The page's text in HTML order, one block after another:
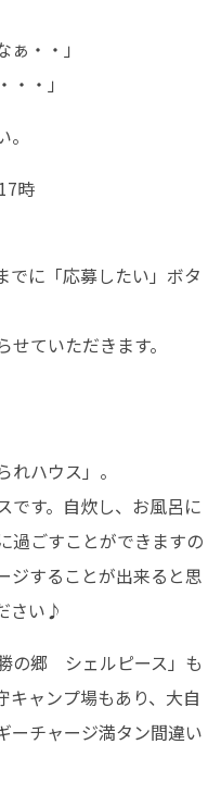
ぁ・・」
・・」
時
でに「応募したい」ボタ
ていただきます。
ハウス」。
です。自炊し、お風呂に
過ごすことができますの
ジすることが出来ると思
さい♪
の郷　シェルピース」も
キャンプ場もあり、大自
ーチャージ満タン間違い